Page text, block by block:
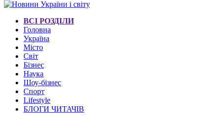
ВСІ РОЗДІЛИ
Головна
Україна
Місто
Світ
Бізнес
Наука
Шоу-бізнес
Спорт
Lifestyle
БЛОГИ ЧИТАЧІВ